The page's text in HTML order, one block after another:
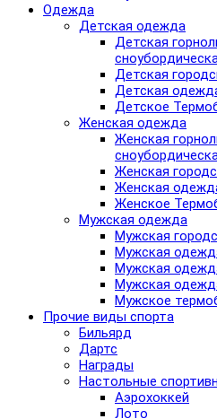
Одежда
Детская одежда
Детская
Детская
Детская
Детское
Женская одежда
Женская
Женская
Женская
Женское
Мужская одежда
Мужская
Мужская
Мужская
Мужская
Мужское
Прочие виды спорта
Бильярд
Дартс
Награды
Настольные
Аэрохоккей
Лото